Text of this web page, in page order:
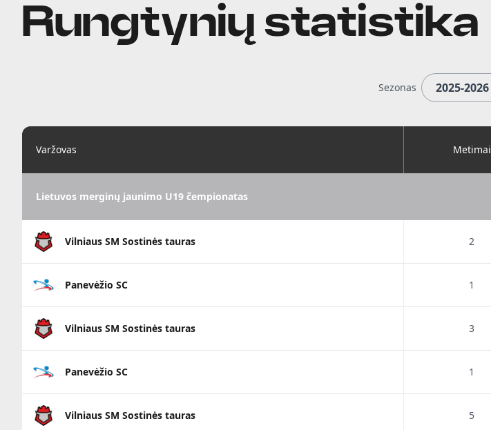
Rungtynių statistika
Sezonas
Varžovas Metimai
Lietuvos merginų jaunimo U19 čempionatas
Vilniaus SM Sostinės tauras 2
Panevėžio SC 1
Vilniaus SM Sostinės tauras 3
Panevėžio SC 1
Vilniaus SM Sostinės tauras 5